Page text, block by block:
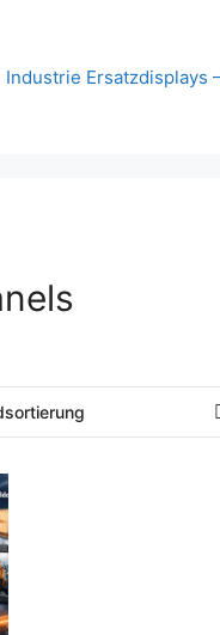
Industrie Ersatzdisplays